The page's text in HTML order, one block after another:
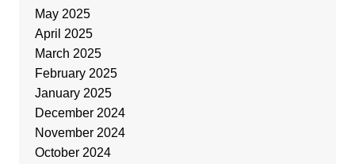
May 2025
April 2025
March 2025
February 2025
January 2025
December 2024
November 2024
October 2024